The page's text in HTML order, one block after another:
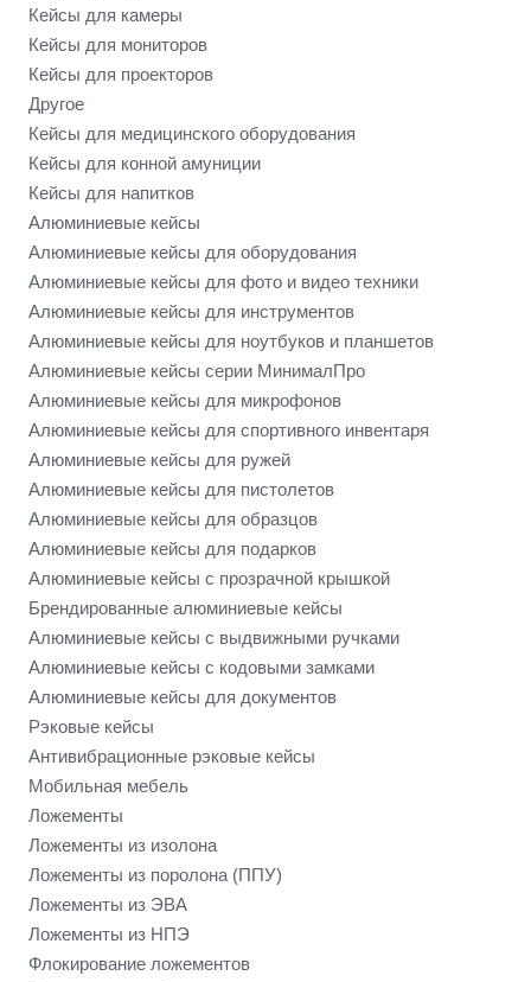
Кейсы для камеры
Кейсы для мониторов
Кейсы для проекторов
Другое
Кейсы для медицинского оборудования
Кейсы для конной амуниции
Кейсы для напитков
Алюминиевые кейсы
Алюминиевые кейсы для оборудования
Алюминиевые кейсы для фото и видео техники
Алюминиевые кейсы для инструментов
Алюминиевые кейсы для ноутбуков и планшетов
Алюминиевые кейсы серии МинималПро
Алюминиевые кейсы для микрофонов
Алюминиевые кейсы для спортивного инвентаря
Алюминиевые кейсы для ружей
Алюминиевые кейсы для пистолетов
Алюминиевые кейсы для образцов
Алюминиевые кейсы для подарков
Алюминиевые кейсы с прозрачной крышкой
Брендированные алюминиевые кейсы
Алюминиевые кейсы с выдвижными ручками
Алюминиевые кейсы с кодовыми замками
Алюминиевые кейсы для документов
Рэковые кейсы
Антивибрационные рэковые кейсы
Мобильная мебель
Ложементы
Ложементы из изолона
Ложементы из поролона (ППУ)
Ложементы из ЭВА
Ложементы из НПЭ
Флокирование ложементов